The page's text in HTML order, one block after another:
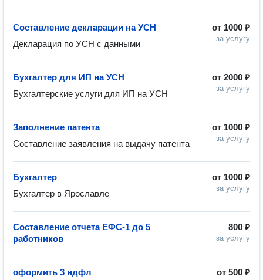
от 1000 ₽
за услугу
Составление декларации на УСН
Декларация по УСН с данными
от 2000 ₽
за услугу
Бухгалтер для ИП на УСН
Бухгалтерские услуги для ИП на УСН
от 1000 ₽
за услугу
Заполнение патента
Составление заявления на выдачу патента
от 1000 ₽
за услугу
Бухгалтер
Бухгалтер в Ярославле
800 ₽
за услугу
Составление отчета ЕФС-1 до 5
работников
от 500 ₽
оформить 3 ндфл